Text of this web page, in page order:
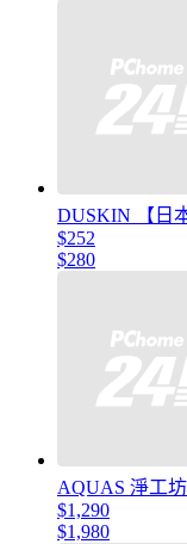
DUSKIN 【日
$252
$280
AQUAS 淨工
$1,290
$1,980